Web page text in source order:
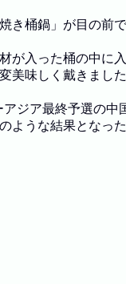
き桶鍋」が目の前で
が入った桶の中に入
美味しく戴きまし
ジア最終予選の中
ような結果となった